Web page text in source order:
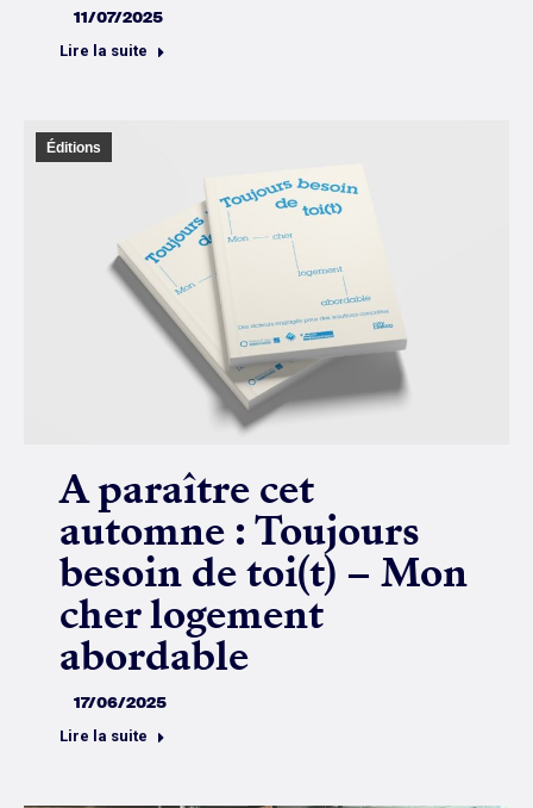
11/07/2025
Lire la suite
Éditions
A paraître cet
automne : Toujours
besoin de toi(t) – Mon
cher logement
abordable
17/06/2025
Lire la suite